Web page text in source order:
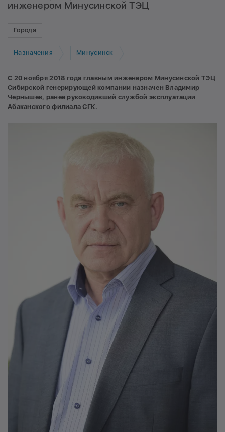
инженером Минусинской ТЭЦ
Города
Назначения Минусинск
С 20 ноября 2018 года главным инженером Минусинской ТЭЦ
Сибирской генерирующей компании назначен Владимир
Чернышев, ранее руководивший службой эксплуатации
Абаканского филиала СГК.